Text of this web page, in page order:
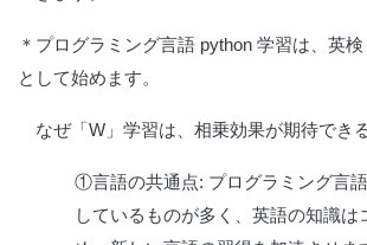
＊プログラミング言語 python 学習は、英
として始めます。
なぜ「W」学習は、相乗効果が期待でき
①言語の共通点: プログラミング言
しているものが多く、英語の知識は